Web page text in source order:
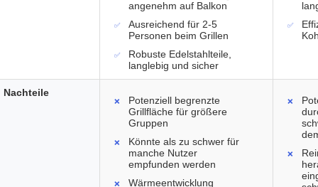
angenehm auf Balkon
Ausreichend für 2-5
Personen beim Grillen
Robuste Edelstahlteile,
langlebig und sicher
Potenziell begrenzte
Grillfläche für größere
Gruppen
Könnte als zu schwer für
manche Nutzer
empfunden werden
Wärmeentwicklung
Nachteile